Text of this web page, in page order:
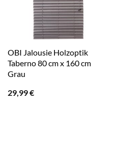
OBI Jalousie Holzoptik
Taberno 80 cm x 160 cm
Grau
29,99€